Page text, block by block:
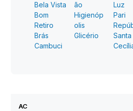
Bela Vista
Bom
Retiro
Brás
Cambuci
ão
Higienóp
olis
Glicério
Luz
Pari
Santa
AC